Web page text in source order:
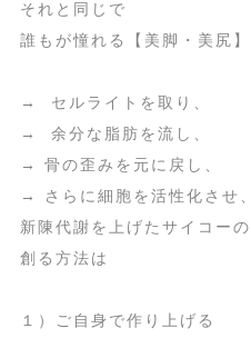
それと同じで
誰もが憧れる【美脚・美尻
→ セルライトを取り、
→ 余分な脂肪を流し、
→ 骨の歪みを元に戻し、
→ さらに細胞を活性化させ、
新陳代謝を上げたサイコー
創る方法は
１）ご自身で作り上げる